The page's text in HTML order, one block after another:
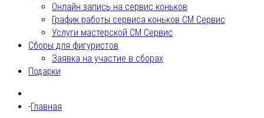
Онлайн запись на сервис коньков
График работы сервиса коньков СМ Сервис
Услуги мастерской СМ Сервис
Сборы для фигуристов
Заявка на участие в сборах
Подарки
Главная